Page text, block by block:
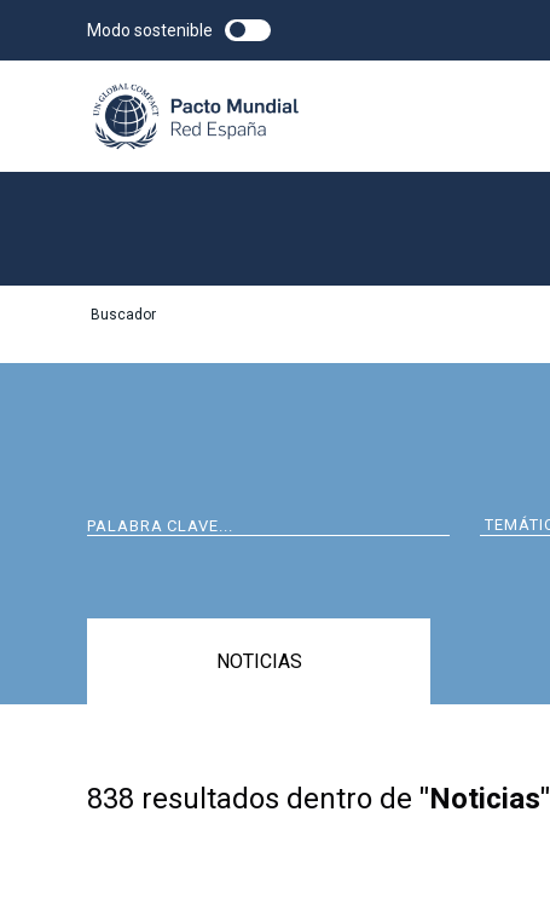
Modo sostenible
Buscador
BUSCAR
NOTICIAS
838 resultados dentro de "Noticias"